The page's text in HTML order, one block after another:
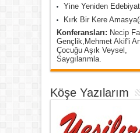
Yine Yeniden
Kırk Bir Kere
Konferansları: Necip
Gençlik,Mehmet Akif'i
Çocuğu Aşık Veysel,
Saygılarımla.
Köşe Yazılarım